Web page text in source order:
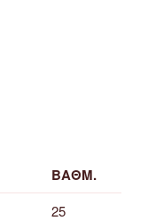
ΒΑΘΜ.
25